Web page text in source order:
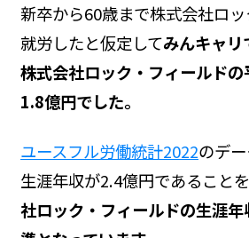
新卒から60歳まで株式会社ロ
就労したと仮定してみんキャリ
株式会社ロック・フィールド
1.8億円でした。
ユースフル労働統計2022のデ
生涯年収が2.4億円であることを
社ロック・フィールドの生涯